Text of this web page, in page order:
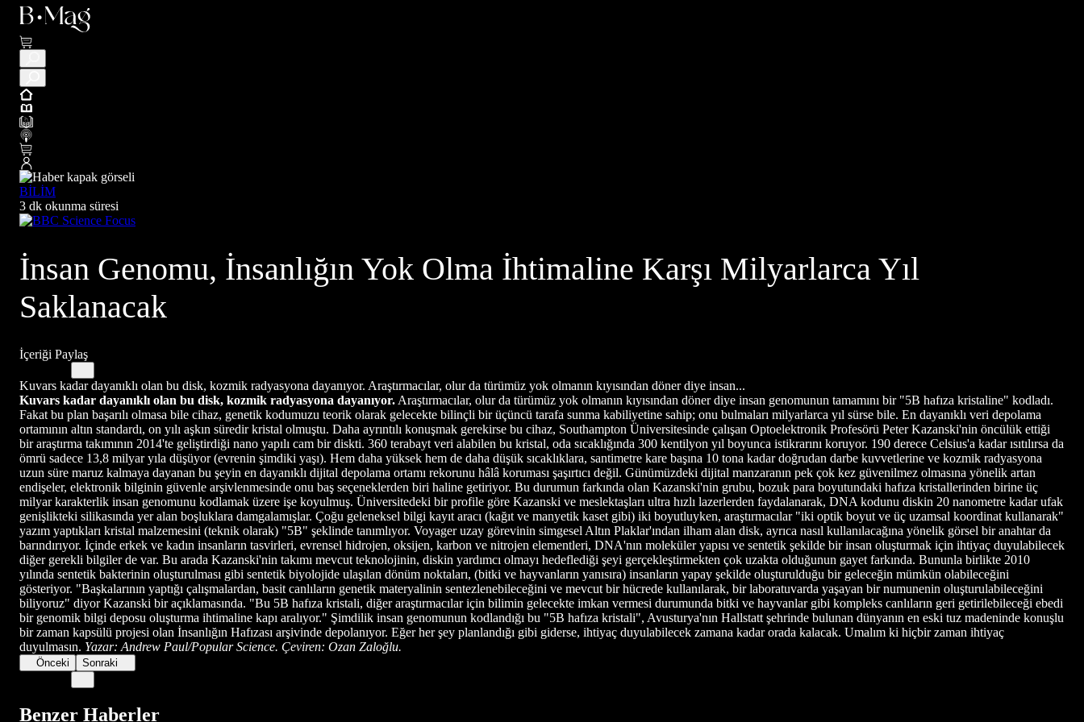
BİLİM
3 dk okunma süresi
İnsan Genomu, İnsanlığın Yok Olma İhtimaline Karşı Milyarlarca Yıl
Saklanacak
İçeriği Paylaş
Kuvars kadar dayanıklı olan bu disk, kozmik radyasyona dayanıyor. Araştırmacılar, olur da türümüz yok olmanın kıyısından döner diye insan...
Kuvars kadar dayanıklı olan bu disk, kozmik radyasyona dayanıyor. Araştırmacılar, olur da türümüz yok olmanın kıyısından döner diye insan genomunun tamamını bir "5B hafıza kristaline" kodladı.
Fakat bu plan başarılı olmasa bile cihaz, genetik kodumuzu teorik olarak gelecekte bilinçli bir üçüncü tarafa sunma kabiliyetine sahip; onu bulmaları milyarlarca yıl sürse bile. En dayanıklı veri depolama
ortamının altın standardı, on yılı aşkın süredir kristal olmuştu. Daha ayrıntılı konuşmak gerekirse bu cihaz, Southampton Üniversitesinde çalışan Optoelektronik Profesörü Peter Kazanski'nin öncülük ettiği
bir araştırma takımının 2014'te geliştirdiği nano yapılı cam bir diskti. 360 terabayt veri alabilen bu kristal, oda sıcaklığında 300 kentilyon yıl boyunca istikrarını koruyor. 190 derece Celsius'a kadar ısıtılırsa da
ömrü sadece 13,8 milyar yıla düşüyor (evrenin şimdiki yaşı). Hem daha yüksek hem de daha düşük sıcaklıklara, santimetre kare başına 10 tona kadar doğrudan darbe kuvvetlerine ve kozmik radyasyona
uzun süre maruz kalmaya dayanan bu şeyin en dayanıklı dijital depolama ortamı rekorunu hâlâ koruması şaşırtıcı değil. Günümüzdeki dijital manzaranın pek çok kez güvenilmez olmasına yönelik artan
endişeler, elektronik bilginin güvenle arşivlenmesinde onu baş seçeneklerden biri haline getiriyor. Bu durumun farkında olan Kazanski'nin grubu, bozuk para boyutundaki hafıza kristallerinden birine üç
milyar karakterlik insan genomunu kodlamak üzere işe koyulmuş. Üniversitedeki bir profile göre Kazanski ve meslektaşları ultra hızlı lazerlerden faydalanarak, DNA kodunu diskin 20 nanometre kadar ufak
genişlikteki silikasında yer alan boşluklara damgalamışlar. Çoğu geleneksel bilgi kayıt aracı (kağıt ve manyetik kaset gibi) iki boyutluyken, araştırmacılar "iki optik boyut ve üç uzamsal koordinat kullanarak"
yazım yaptıkları kristal malzemesini (teknik olarak) "5B" şeklinde tanımlıyor. Voyager uzay görevinin simgesel Altın Plaklar'ından ilham alan disk, ayrıca nasıl kullanılacağına yönelik görsel bir anahtar da
barındırıyor. İçinde erkek ve kadın insanların tasvirleri, evrensel hidrojen, oksijen, karbon ve nitrojen elementleri, DNA'nın moleküler yapısı ve sentetik şekilde bir insan oluşturmak için ihtiyaç duyulabilecek
diğer gerekli bilgiler de var. Bu arada Kazanski'nin takımı mevcut teknolojinin, diskin yardımcı olmayı hedeflediği şeyi gerçekleştirmekten çok uzakta olduğunun gayet farkında. Bununla birlikte 2010
yılında sentetik bakterinin oluşturulması gibi sentetik biyolojide ulaşılan dönüm noktaları, (bitki ve hayvanların yanısıra) insanların yapay şekilde oluşturulduğu bir geleceğin mümkün olabileceğini
gösteriyor. "Başkalarının yaptığı çalışmalardan, basit canlıların genetik materyalinin sentezlenebileceğini ve mevcut bir hücrede kullanılarak, bir laboratuvarda yaşayan bir numunenin oluşturulabileceğini
biliyoruz" diyor Kazanski bir açıklamasında. "Bu 5B hafıza kristali, diğer araştırmacılar için bilimin gelecekte imkan vermesi durumunda bitki ve hayvanlar gibi kompleks canlıların geri getirilebileceği ebedi
bir genomik bilgi deposu oluşturma ihtimaline kapı aralıyor." Şimdilik insan genomunun kodlandığı bu "5B hafıza kristali", Avusturya'nın Hallstatt şehrinde bulunan dünyanın en eski tuz madeninde konuşlu
bir zaman kapsülü projesi olan İnsanlığın Hafızası arşivinde depolanıyor. Eğer her şey planlandığı gibi giderse, ihtiyaç duyulabilecek zamana kadar orada kalacak. Umalım ki hiçbir zaman ihtiyaç
duyulmasın. Yazar: Andrew Paul/Popular Science. Çeviren: Ozan Zaloğlu.
Önceki Sonraki
Benzer Haberler